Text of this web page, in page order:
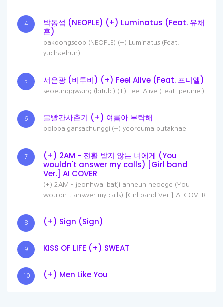
4
박동섭 (NEOPLE) (+) Luminatus (Feat. 유채
훈)
bakdongseop (NEOPLE) (+) Luminatus (Feat.
yuchaehun)
5 서은광 (비투비) (+) Feel Alive (Feat. 프니엘)
seoeunggwang (bitubi) (+) Feel Alive (Feat. peuniel)
6 볼빨간사춘기 (+) 여름아 부탁해
bolppalgansachunggi (+) yeoreuma butakhae
7
(+) 2AM - 전활 받지 않는 너에게 (You
wouldn't answer my calls) [Girl band
Ver.] AI COVER
(+) 2AM - jeonhwal batji anneun neoege (You
wouldn't answer my calls) [Girl band Ver.] AI COVER
8 (+) Sign (Sign)
9 KISS OF LIFE (+) SWEAT
10 (+) Men Like You